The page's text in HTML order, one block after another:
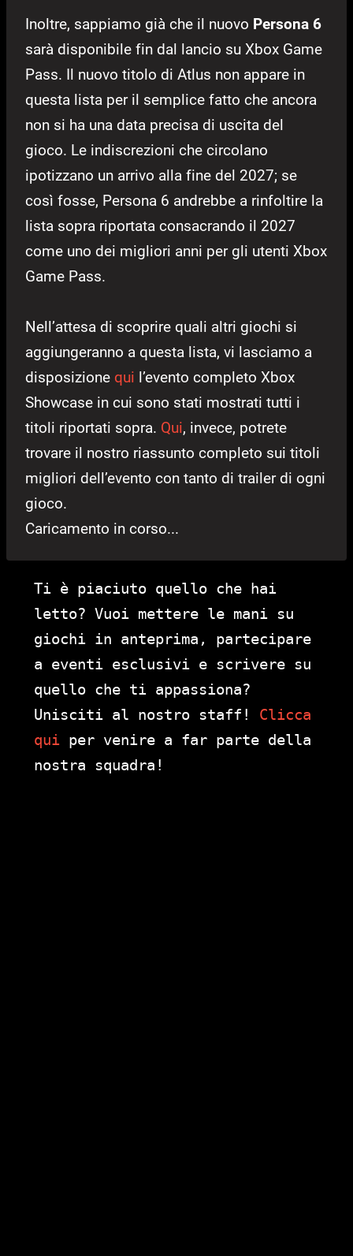
Inoltre, sappiamo già che il nuovo Persona 6
sarà disponibile fin dal lancio su Xbox Game
Pass. Il nuovo titolo di Atlus non appare in
questa lista per il semplice fatto che ancora
non si ha una data precisa di uscita del
gioco. Le indiscrezioni che circolano
ipotizzano un arrivo alla fine del 2027; se
così fosse, Persona 6 andrebbe a rinfoltire la
lista sopra riportata consacrando il 2027
come uno dei migliori anni per gli utenti Xbox
Game Pass.
Nell’attesa di scoprire quali altri giochi si
aggiungeranno a questa lista, vi lasciamo a
disposizione qui l’evento completo Xbox
Showcase in cui sono stati mostrati tutti i
titoli riportati sopra. Qui, invece, potrete
trovare il nostro riassunto completo sui titoli
migliori dell’evento con tanto di trailer di ogni
gioco.
Caricamento in corso...
Ti è piaciuto quello che hai
letto? Vuoi mettere le mani su
giochi in anteprima, partecipare
a eventi esclusivi e scrivere su
quello che ti appassiona?
Unisciti al nostro staff! Clicca
qui per venire a far parte della
nostra squadra!